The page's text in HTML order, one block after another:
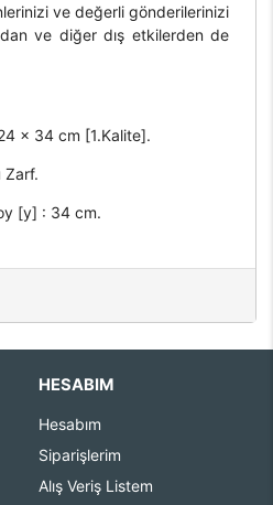
ve değerli gönderilerinizi
ve diğer dış etkilerden de
x 34 cm [1.Kalite].
Zarf.
[y] : 34 cm.
HESABIM
Hesabım
Siparişlerim
Alış Veriş Listem